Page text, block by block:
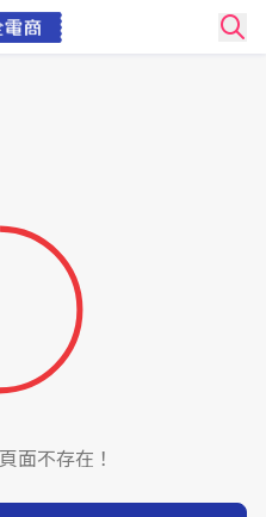
面不存在！